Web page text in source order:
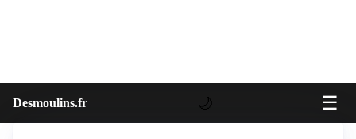
Desmoulins.fr 🌙 ☰